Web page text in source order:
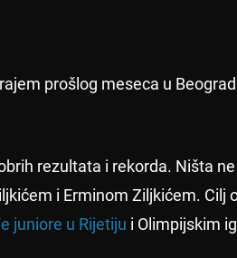
prošlog meseca u
rezultata i rekorda. Ništa
i Erminom Ziljkićem. Cilj
juniore u Rijetiju i Olimpijskim